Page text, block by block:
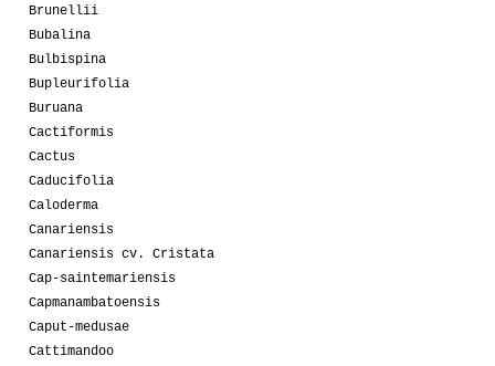
Brunellii
Bubalina
Bulbispina
Bupleurifolia
Buruana
Cactiformis
Cactus
Caducifolia
Caloderma
Canariensis
Canariensis cv. Cristata
Cap-saintemariensis
Capmanambatoensis
Caput-medusae
Cattimandoo